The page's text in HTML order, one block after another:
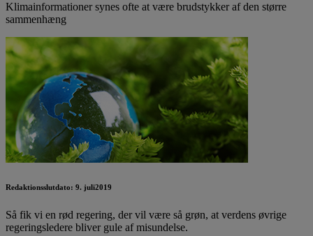
Klimainformationer synes ofte at være brudstykker af den større
sammenhæng
Redaktionsslutdato: 9. juli2019
Så fik vi en rød regering, der vil være så grøn, at verdens øvrige
regeringsledere bliver gule af misundelse.